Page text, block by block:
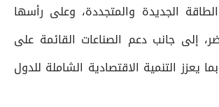
الجديدة والمتجددة، وعلى رأسها
إلى جانب دعم الصناعات القائمة على
يعزز التنمية الاقتصادية الشاملة للدول